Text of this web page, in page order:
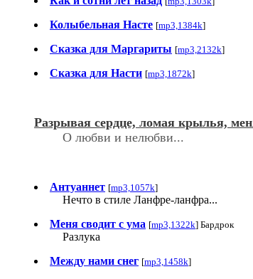
Колыбельная Насте [mp3,1384k]
Сказка для Маргариты [mp3,2132k]
Сказка для Насти [mp3,1872k]
Разрывая сердце, ломая крылья,
О любви и нелюбви...
Антуаннет [mp3,1057k]
Нечто в стиле Ланфре-ланфра...
Меня сводит с ума [mp3,1322k] Бардрок
Разлука
Между нами снег [mp3,1458k]